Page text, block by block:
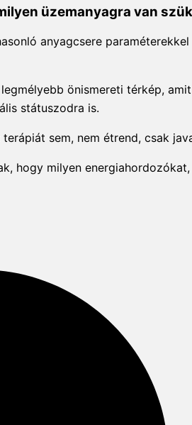
üzemanyagra van
anyagcsere
önismereti térkép,
státuszodra is.
sem, nem étrend, csak
hogy milyen